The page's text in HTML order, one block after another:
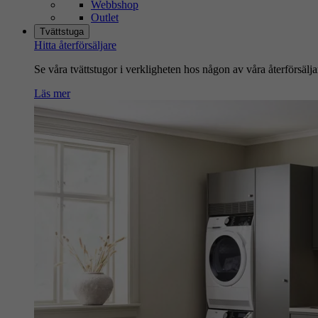
Webbshop
Outlet
Tvättstuga
Hitta återförsäljare
Se våra tvättstugor i verkligheten hos någon av våra
Läs mer